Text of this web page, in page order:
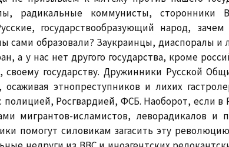
радикальные коммунисты, сторонники
государствообразующий народ, зачем
сами образовали? Заукраинцы, диаспоралы и
а у нас нет другого государства, кроме
своему государству. Дружинники Русской
этнопреступников и лихих
полицией, Росгвардией, ФСБ. Наоборот, если в
мигрантов-исламистов, леворадикалов и
помогут силовикам загасить эту